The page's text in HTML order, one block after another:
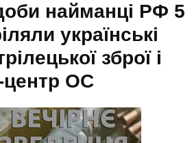
найманці РФ 5
українські
зброї і
центр ОС